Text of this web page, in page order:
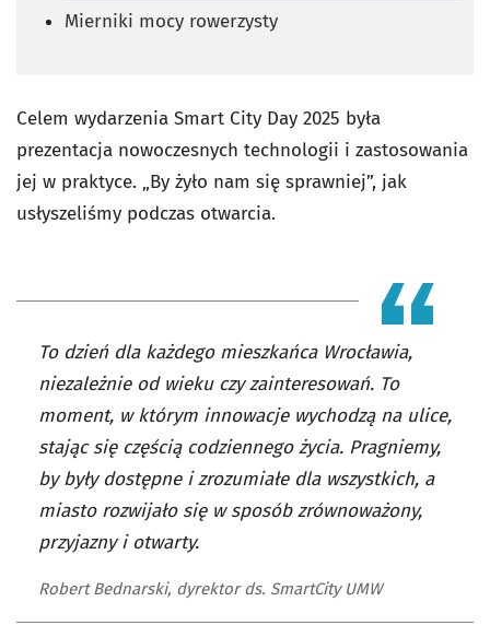
Mierniki mocy rowerzysty
Celem wydarzenia Smart City Day 2025 była
prezentacja nowoczesnych technologii i zastosowania
jej w praktyce. „By żyło nam się sprawniej”, jak
usłyszeliśmy podczas otwarcia.
To dzień dla każdego mieszkańca Wrocławia,
niezależnie od wieku czy zainteresowań. To
moment, w którym innowacje wychodzą na ulice,
stając się częścią codziennego życia. Pragniemy,
by były dostępne i zrozumiałe dla wszystkich, a
miasto rozwijało się w sposób zrównoważony,
przyjazny i otwarty.
Robert Bednarski, dyrektor ds. SmartCity UMW